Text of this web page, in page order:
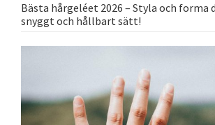
Bästa hårgeléet 2026 – Styla och forma
snyggt och hållbart sätt!